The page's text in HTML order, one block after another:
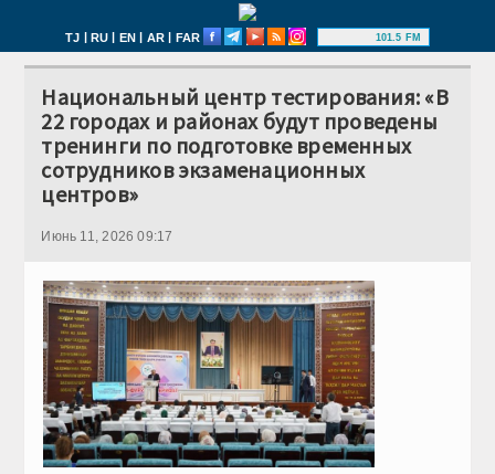
TJ | RU | EN | AR | FAR 101.5 FM
Национальный центр тестирования: «В
22 городах и районах будут проведены
тренинги по подготовке временных
сотрудников экзаменационных
центров»
Июнь 11, 2026 09:17